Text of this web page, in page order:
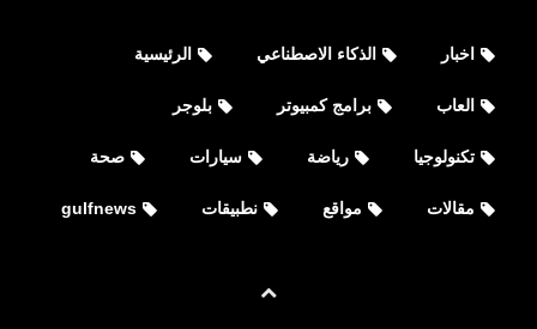
اخبار الذكاء الاصطناعي الرئيسية
العاب برامج كمبيوتر بلوجر
تكنولوجيا رياضة سيارات صحة
مقالات مواقع نطبيقات gulfnews